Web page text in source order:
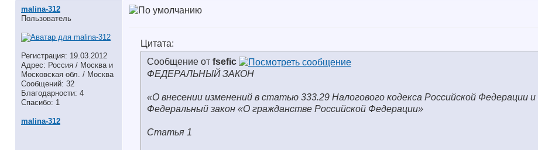
malina-312
Пользователь
Регистрация: 19.03.2012
Адрес: Россия / Москва и
Московская обл. / Москва
Сообщений: 32
Благодарности: 4
Спасибо: 1
malina-312
Цитата:
Сообщение от fsefic
ФЕДЕРАЛЬНЫЙ ЗАКОН
«О внесении изменений в статью 333.29 Налогового кодекса Российской Федерации и
Федеральный закон «О гражданстве Российской Федерации»
Статья 1